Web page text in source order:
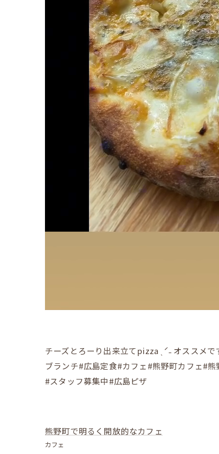
チーズとろーり出来立てpizza ˎˊ˗ オススメ
ブランチ#広島定食#カフェ#熊野町カフェ#
#スタッフ募集中#広島ピザ
熊野町で明るく開放的なカフェ
カフェ